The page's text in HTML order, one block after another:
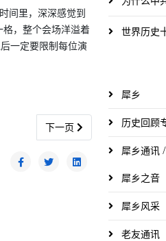
间里，深深感觉到
，整个会场洋溢着
一定要限制每位演
下一篇文章: 让“珍惜友情共
下一页
世界历史
犀乡
历史回顾
犀乡通讯
犀乡之音
犀乡风采
老友通讯